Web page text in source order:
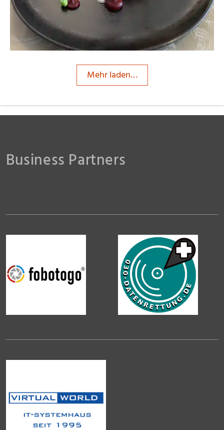
ThommyWeiss
Mehr laden…
Business Partners